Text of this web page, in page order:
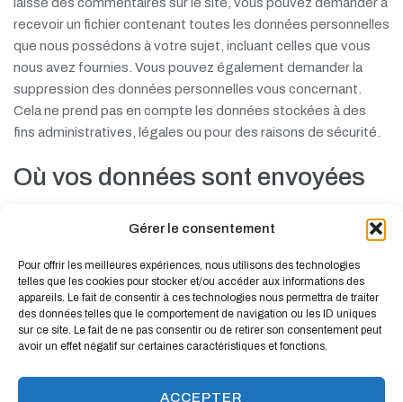
Gérer le consentement
Pour offrir les meilleures expériences, nous utilisons des technologies
telles que les cookies pour stocker et/ou accéder aux informations des
appareils. Le fait de consentir à ces technologies nous permettra de traiter
des données telles que le comportement de navigation ou les ID uniques
sur ce site. Le fait de ne pas consentir ou de retirer son consentement peut
avoir un effet négatif sur certaines caractéristiques et fonctions.
ACCEPTER
recevoir un fichier contenant toutes les données personnelles
que nous possédons à votre sujet, incluant celles que vous
nous avez fournies. Vous pouvez également demander la
suppression des données personnelles vous concernant.
Cela ne prend pas en compte les données stockées à des
fins administratives, légales ou pour des raisons de sécurité.
Où vos données sont envoyées
Les commentaires des visiteurs peuvent
être vérifiés à l’aide d’un service automatisé de détection des
commentaires indésirables.